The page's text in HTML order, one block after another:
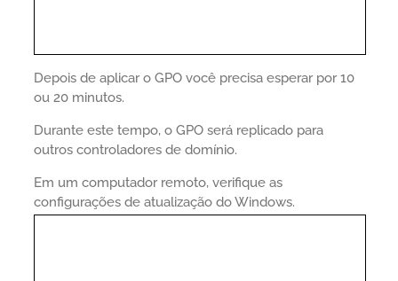
Depois de aplicar o GPO você precisa esperar por 10
ou 20 minutos.
Durante este tempo, o GPO será replicado para
outros controladores de domínio.
Em um computador remoto, verifique as
configurações de atualização do Windows.